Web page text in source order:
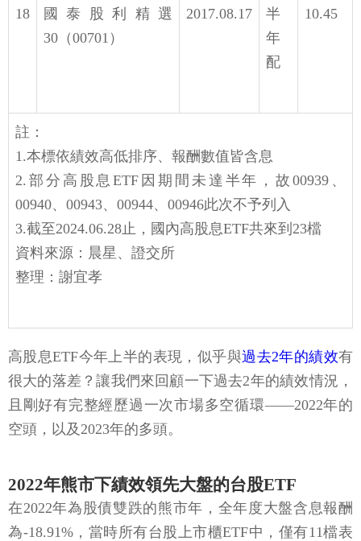
18
國泰股利精選
30（00701）
2017.08.17
半
年
配
10.45
註：
1.本標依績效高低排序、報酬數值皆含息
2.部分高股息ETF因期間未達半年，故00939、
00940、00943、00944、00946此次不予列入
3.截至2024.06.28止，國內高股息ETF共來到23檔
資料來源：晨星、證交所
整理：謝宜孝
高股息ETF今年上半的表現，似乎與過去2年的績效有
很大的落差？讓我們來回顧一下過去2年的績效情況，
且剛好有完整經歷過一次市場多空循環——2022年的
空頭，以及2023年的多頭。
2022年熊市下績效領先大盤的台股ETF
在2022年為股債雙跌的熊市年，全年度大盤含息報酬
為-18.91%，當時所有台股上市櫃ETF中，僅有11檔表